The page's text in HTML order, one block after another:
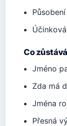
Co
Jméno
Zda má
Jména
Přesná